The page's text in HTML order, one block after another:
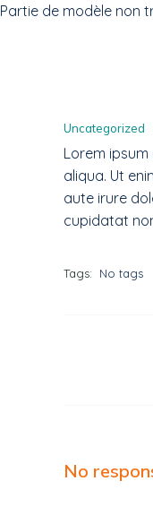
Partie de modèle non
Uncategorized
Lorem
aliqua. Ut
aute irure
cupidatat
Tags: No tags
No